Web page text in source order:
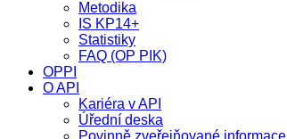
Metodika
IS KP14+
Statistiky
FAQ (OP PIK)
OPPI
O API
Kariéra v API
Úřední deska
Povinně zveřejňované informace